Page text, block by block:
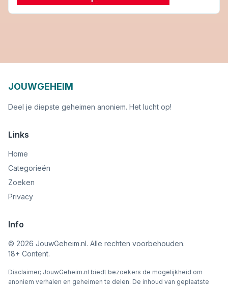
JOUWGEHEIM
Deel je diepste geheimen anoniem. Het lucht op!
Links
Home
Categorieën
Zoeken
Privacy
Info
© 2026 JouwGeheim.nl. Alle rechten voorbehouden.
18+ Content.
Disclaimer; JouwGeheim.nl biedt bezoekers de mogelijkheid om
anoniem verhalen en geheimen te delen. De inhoud van geplaatste